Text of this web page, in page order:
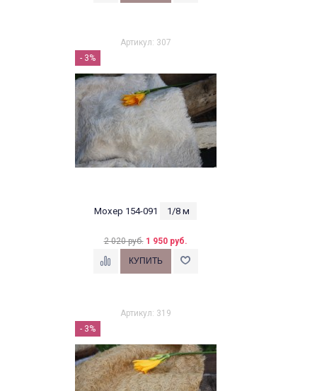
Артикул: 307
- 3%
Мохер 154-091 1/8 м
2 020 руб. 1 950 руб.
Артикул: 319
- 3%